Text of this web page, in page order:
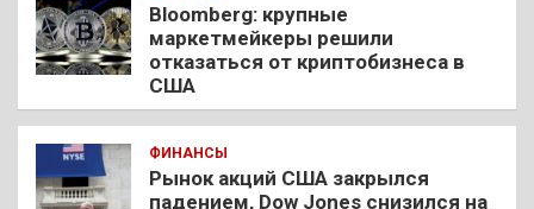
Bloomberg: крупные
маркетмейкеры решили
отказаться от криптобизнеса в
США
ФИНАНСЫ
Рынок акций США закрылся
падением, Dow Jones снизился на